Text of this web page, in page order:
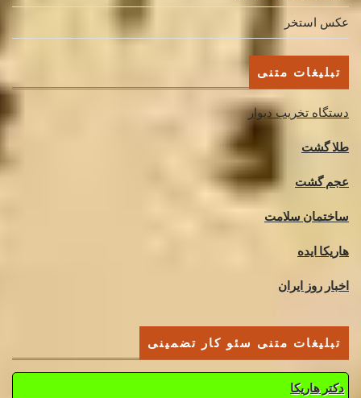
عکس استخر
تبلیغات متنی
دستگاه تخریب دیوار
طلا گشت
عجم گشت
ساختمان سلامت
هاریکا ایده
اخبار روز ایران
تبلیغات متنی سئو کار تضمینی
دکتر هاریکا